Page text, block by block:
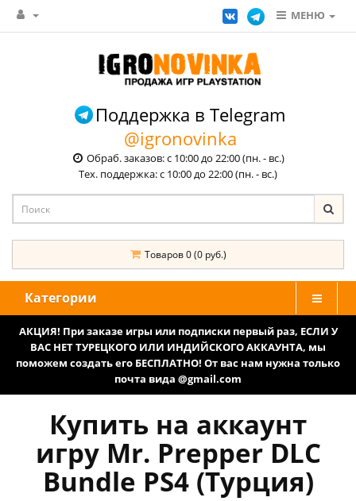
МЕНЮ
Поддержка в Telegram
@igronovinka
Обраб. заказов: с 10:00 до 22:00 (пн. - вс.)
Тех. поддержка: с 10:00 до 22:00 (пн. - вс.)
Товаров 0 (0 руб.)
Категории
АКЦИЯ! При заказе игры или подписки первый раз, ЕСЛИ У
ВАС НЕТ ТУРЕЦКОГО ИЛИ ИНДИЙСКОГО АККАУНТА, мы
поможем создать его БЕСПЛАТНО! От вас нам нужна только
почта вида @gmail.com
Купить на аккаунт
игру Mr. Prepper DLC
Bundle PS4 (Турция)